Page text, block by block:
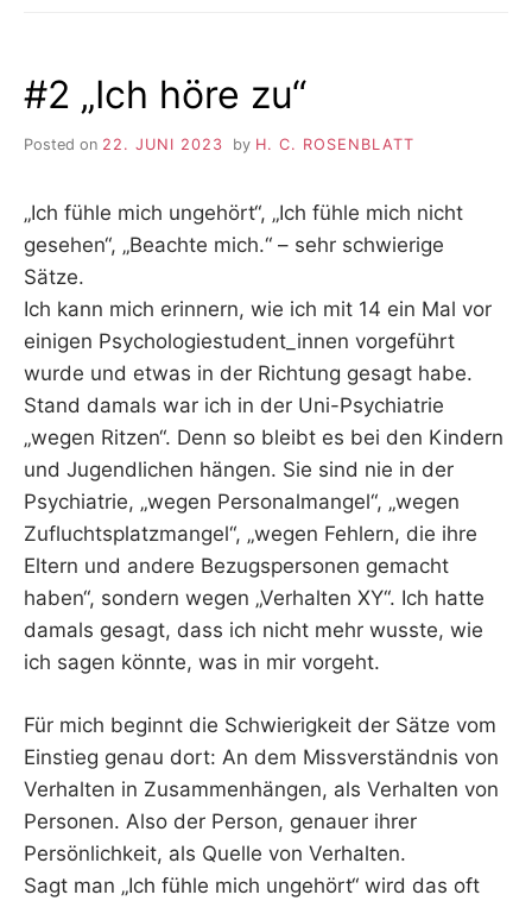
#2 „Ich höre zu“
Posted on 22. JUNI 2023 by H. C. ROSENBLATT
„Ich fühle mich ungehört“, „Ich fühle mich nicht
gesehen“, „Beachte mich.“ – sehr schwierige
Sätze.
Ich kann mich erinnern, wie ich mit 14 ein Mal vor
einigen Psychologiestudent_innen vorgeführt
wurde und etwas in der Richtung gesagt habe.
Stand damals war ich in der Uni-Psychiatrie
„wegen Ritzen“. Denn so bleibt es bei den Kindern
und Jugendlichen hängen. Sie sind nie in der
Psychiatrie, „wegen Personalmangel“, „wegen
Zufluchtsplatzmangel“, „wegen Fehlern, die ihre
Eltern und andere Bezugspersonen gemacht
haben“, sondern wegen „Verhalten XY“. Ich hatte
damals gesagt, dass ich nicht mehr wusste, wie
ich sagen könnte, was in mir vorgeht.
Für mich beginnt die Schwierigkeit der Sätze vom
Einstieg genau dort: An dem Missverständnis von
Verhalten in Zusammenhängen, als Verhalten von
Personen. Also der Person, genauer ihrer
Persönlichkeit, als Quelle von Verhalten.
Sagt man „Ich fühle mich ungehört“ wird das oft